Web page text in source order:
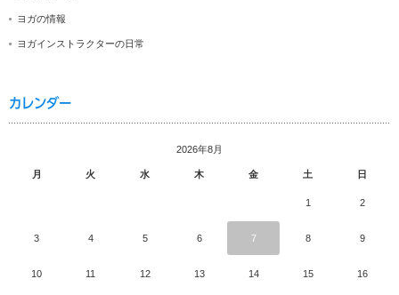
ヨガの情報
ヨガインストラクターの日常
カレンダー
2026年8月
月 火 水 木 金 土 日
1 2
3 4 5 6 7 8 9
10 11 12 13 14 15 16